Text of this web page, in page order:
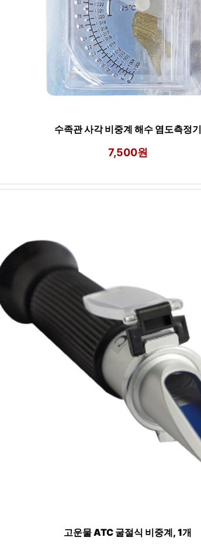
수족관 사각 비중계 해수 염도측정기
7,500원
고운물 ATC 굴절식 비중계, 1개